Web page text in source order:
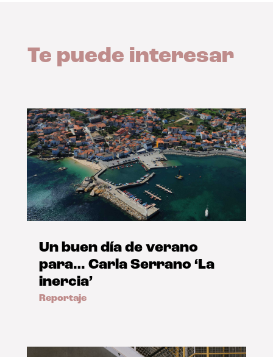
Te puede interesar
Un buen día de verano
para… Carla Serrano ‘La
inercia’
Reportaje